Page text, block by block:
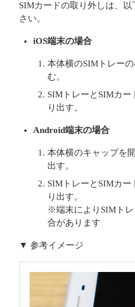
SIMカードの取り外しは、
さい。
iOS端末の場合
本体横のSIMトレー
む。
SIMトレーとSIMカ
り出す。
Android端末の場合
本体横のキャップを
出す。
SIMトレーとSIMカ
り出す。
※端末によりSIMト
合があります
▼ 参考イメージ